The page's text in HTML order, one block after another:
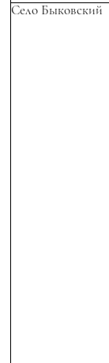
Село Быковский